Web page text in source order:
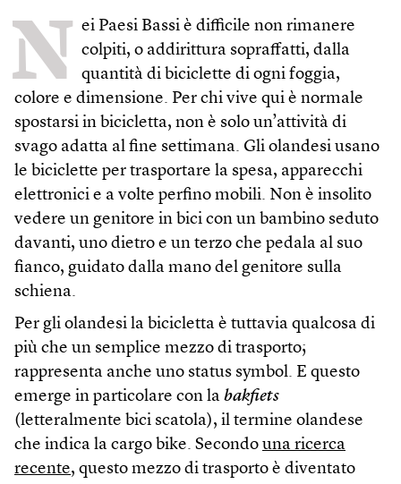
N ei Paesi Bassi è difficile non rimanere
colpiti, o addirittura sopraffatti, dalla
quantità di biciclette di ogni foggia,
colore e dimensione. Per chi vive qui è normale
spostarsi in bicicletta, non è solo un’attività di
svago adatta al fine settimana. Gli olandesi usano
le biciclette per trasportare la spesa, apparecchi
elettronici e a volte perfino mobili. Non è insolito
vedere un genitore in bici con un bambino seduto
davanti, uno dietro e un terzo che pedala al suo
fianco, guidato dalla mano del genitore sulla
schiena.
Per gli olandesi la bicicletta è tuttavia qualcosa di
più che un semplice mezzo di trasporto;
rappresenta anche uno status symbol. E questo
emerge in particolare con la bakfiets
(letteralmente bici scatola), il termine olandese
che indica la cargo bike. Secondo una ricerca
recente, questo mezzo di trasporto è diventato